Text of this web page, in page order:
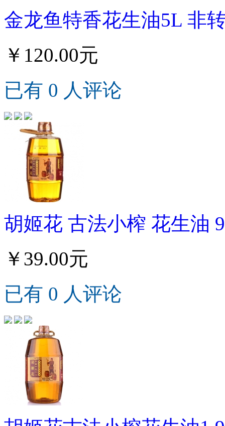
金龙鱼特香花生油5L 非
￥120.00元
已有 0 人评论
胡姬花 古法小榨 花生油
￥39.00元
已有 0 人评论